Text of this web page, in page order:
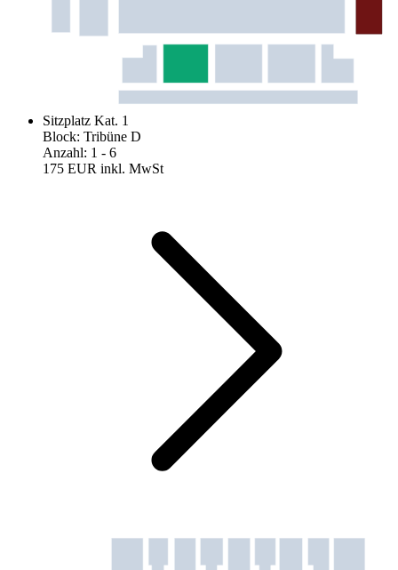
Sitzplatz Kat. 1
Block: Tribüne D
Anzahl: 1 - 6
175 EUR inkl. MwSt